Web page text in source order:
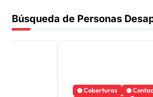
Búsqueda de Personas
Contacto Migrante